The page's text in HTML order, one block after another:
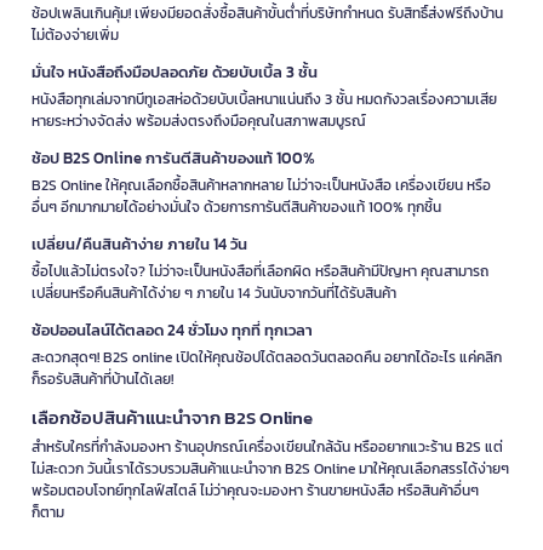
ช้อปเพลินเกินคุ้ม! เพียงมียอดสั่งซื้อสินค้าขั้นต่ำที่บริษัทกำหนด รับสิทธิ์ส่งฟรีถึงบ้าน
ไม่ต้องจ่ายเพิ่ม
มั่นใจ หนังสือถึงมือปลอดภัย ด้วยบับเบิ้ล 3 ชั้น
หนังสือทุกเล่มจากบีทูเอสห่อด้วยบับเบิ้ลหนาแน่นถึง 3 ชั้น หมดกังวลเรื่องความเสีย
หายระหว่างจัดส่ง พร้อมส่งตรงถึงมือคุณในสภาพสมบูรณ์
ช้อป B2S Online การันตีสินค้าของแท้ 100%
B2S Online ให้คุณเลือกซื้อสินค้าหลากหลาย ไม่ว่าจะเป็นหนังสือ เครื่องเขียน หรือ
อื่นๆ อีกมากมายได้อย่างมั่นใจ ด้วยการการันตีสินค้าของแท้ 100% ทุกชิ้น
เปลี่ยน/คืนสินค้าง่าย ภายใน 14 วัน
ซื้อไปแล้วไม่ตรงใจ? ไม่ว่าจะเป็นหนังสือที่เลือกผิด หรือสินค้ามีปัญหา คุณสามารถ
เปลี่ยนหรือคืนสินค้าได้ง่าย ๆ ภายใน 14 วันนับจากวันที่ได้รับสินค้า
ช้อปออนไลน์ได้ตลอด 24 ชั่วโมง ทุกที่ ทุกเวลา
สะดวกสุดๆ! B2S online เปิดให้คุณช้อปได้ตลอดวันตลอดคืน อยากได้อะไร แค่คลิก
ก็รอรับสินค้าที่บ้านได้เลย!
เลือกช้อปสินค้าแนะนำจาก B2S Online
สำหรับใครที่กำลังมองหา ร้านอุปกรณ์เครื่องเขียนใกล้ฉัน หรืออยากแวะร้าน B2S แต่
ไม่สะดวก วันนี้เราได้รวบรวมสินค้าแนะนำจาก B2S Online มาให้คุณเลือกสรรได้ง่ายๆ
พร้อมตอบโจทย์ทุกไลฟ์สไตล์ ไม่ว่าคุณจะมองหา ร้านขายหนังสือ หรือสินค้าอื่นๆ
ก็ตาม